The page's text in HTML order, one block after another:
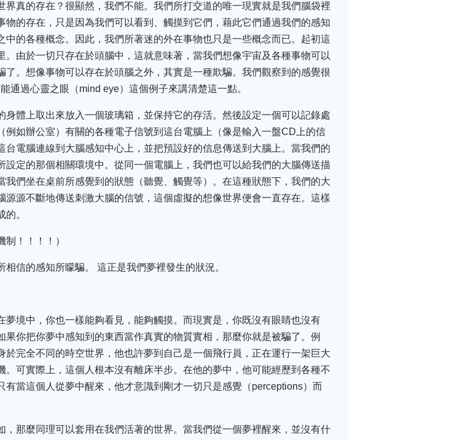
真的存在？很顯然，我們不能。我們所打交道的唯一現實就是我們腦袋裡
的存在，只是因為我們可以看到、觸摸到它們，藉此它們通過我們的感知
的各種概念。因此，我們所著迷的外在事物也只是一些概念而已。起初這
由於一切只存在於頭腦中，這就意味著，當我們想像宇宙及各種事物可以
。想像事物可以存在於頭腦之外，其實是一種欺騙。我們觀察到的感覺很
通過心靈之眼（mind eye）這個例子來講清楚這一點。
體上取出來放入一個玻璃箱，並保持它的存活。然後設定一個可以記錄處
如辦公室）有關的各種電子信號到這台電腦上（像是輸入一盤CD上的信
電腦連線到大腦感知中心上，並把預設好的信息傳送到大腦上。當我們的
定的那個相關環境中。從同一個電腦上，我們也可以給我們的大腦傳送描
們坐在桌前所感覺到的狀態（聽覺、觸覺等）。在這種狀態下，我們的大
源不斷地傳送刺激大腦的信號，這個虛擬的想像世界便會一直存在。這樣
。
制！！！！）
信的感知所矇騙。 這正是我們夢裡發生的狀況。
境中，你也一樣能夠看見，能夠觸摸。而現實是，你既沒有眼睛也沒有
你把你夢中感知到的東西當作真實的物質實相，那麼你就是被騙了。例
完全不同的時空世界，他也許夢到自己是一個飛行員，正在運行一架巨大
可實際上，這個人根本沒有離床半步。在他的夢中，他可能經歷到各種不
有當這個人從夢中醒來，他才意識到剛才一切只是感覺（perceptions）而
那麼同理可以套用在我們活著的世界。當我們從一個夢裡醒來，並沒有什